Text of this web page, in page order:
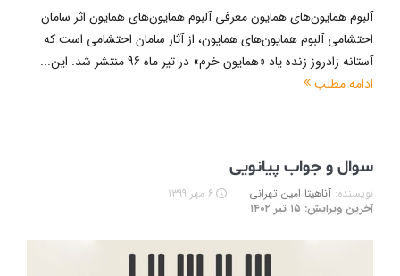
آلبوم همایون‌های همایون معرفی آلبوم همایون‌های همایون اثر سامان
احتشامی آلبوم همایون‌های همایون، از آثار سامان احتشامی است که
آستانه زادروز زنده یاد «همایون خرم» در تیر ماه 96 منتشر شد. این...
ادامه مطلب
سوال و جواب پیانویی
نویسنده: آناهیتا امین تهرانی
۶ مهر ۱۳۹۹
آخرین ویرایش: ۱۵ تیر ۱۴۰۲